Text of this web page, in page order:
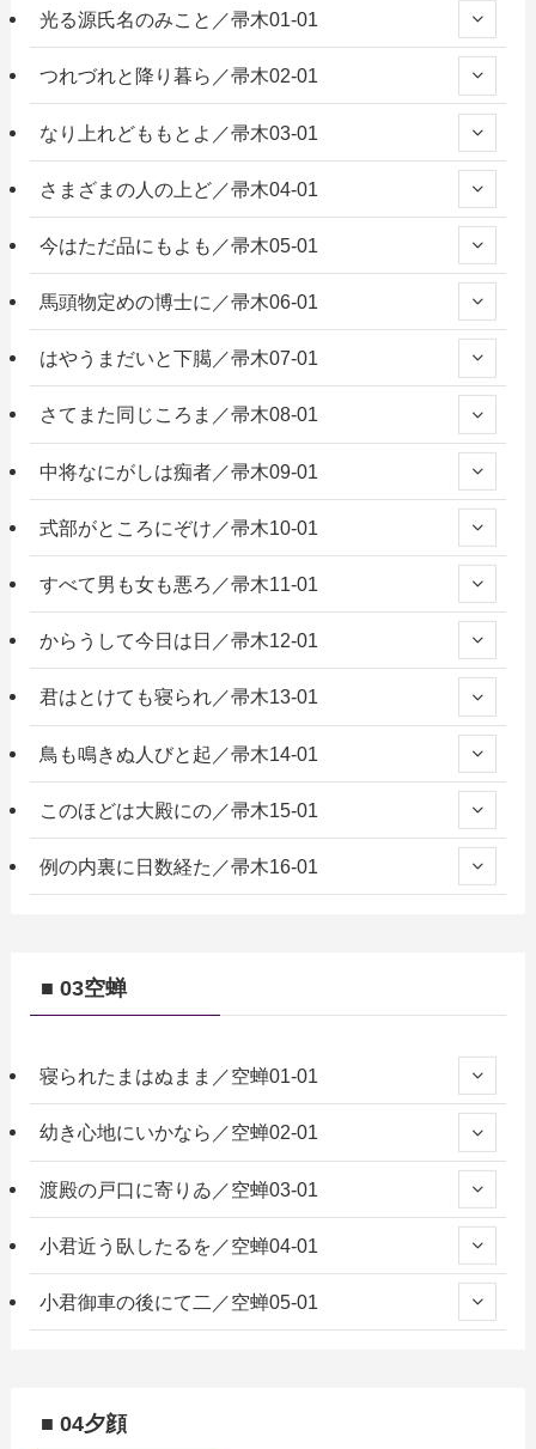
光る源氏名のみこと／帚木01-01
つれづれと降り暮ら／帚木02-01
なり上れどももとよ／帚木03-01
さまざまの人の上ど／帚木04-01
今はただ品にもよも／帚木05-01
馬頭物定めの博士に／帚木06-01
はやうまだいと下臈／帚木07-01
さてまた同じころま／帚木08-01
中将なにがしは痴者／帚木09-01
式部がところにぞけ／帚木10-01
すべて男も女も悪ろ／帚木11-01
からうして今日は日／帚木12-01
君はとけても寝られ／帚木13-01
鳥も鳴きぬ人びと起／帚木14-01
このほどは大殿にの／帚木15-01
例の内裏に日数経た／帚木16-01
■ 03空蝉
寝られたまはぬまま／空蝉01-01
幼き心地にいかなら／空蝉02-01
渡殿の戸口に寄りゐ／空蝉03-01
小君近う臥したるを／空蝉04-01
小君御車の後にて二／空蝉05-01
■ 04夕顔